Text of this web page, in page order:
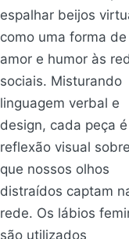
espalhar beijos
como uma forma
amor e humor às
sociais. Misturando
linguagem verbal e
design, cada peça
reflexão visual
que nossos olhos
distraídos captam
rede. Os lábios femininos
são utilizados